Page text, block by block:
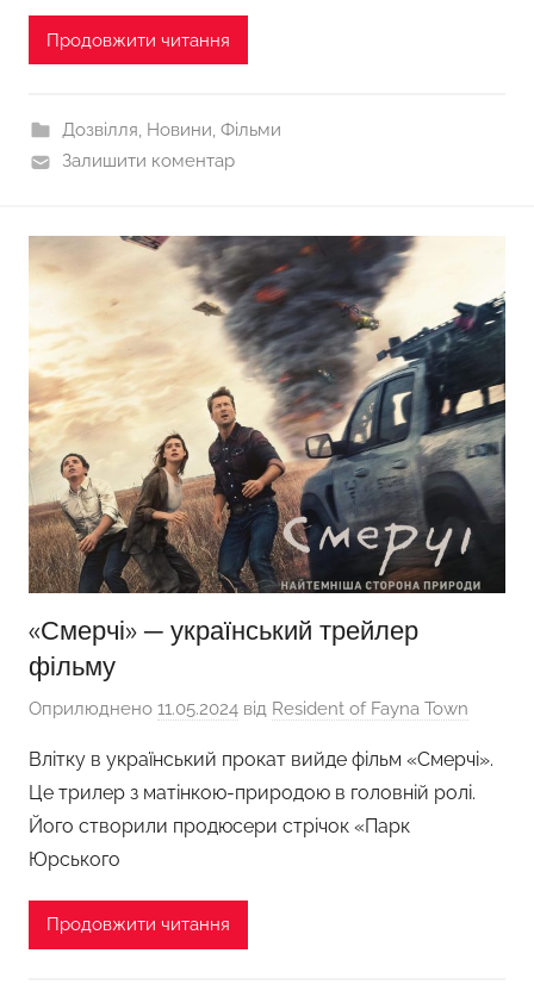
Продовжити читання
Дозвілля, Новини, Фільми
Залишити коментар
«Смерчі» ─ український трейлер
фільму
Оприлюднено 11.05.2024 від Resident of Fayna Town
Влітку в український прокат вийде фільм «Смерчі».
Це трилер з матінкою-природою в головній ролі.
Його створили продюсери стрічок «Парк
Юрського
Продовжити читання